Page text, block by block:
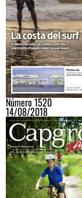
Número 1520
14/08/2018